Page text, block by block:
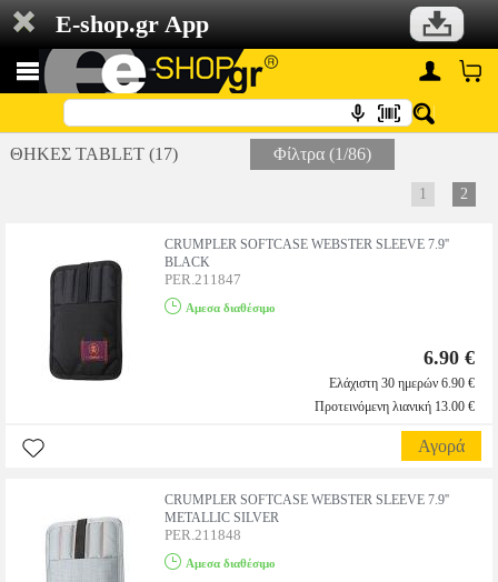
E-shop.gr App
ΘΗΚΕΣ TABLET (17) Φίλτρα (1/86)
1 2
CRUMPLER SOFTCASE WEBSTER SLEEVE 7.9''
BLACK
PER.211847
Αμεσα διαθέσιμο
6.90 €
Ελάχιστη 30 ημερών 6.90 €
Προτεινόμενη λιανική 13.00 €
Αγορά
CRUMPLER SOFTCASE WEBSTER SLEEVE 7.9''
METALLIC SILVER
PER.211848
Αμεσα διαθέσιμο